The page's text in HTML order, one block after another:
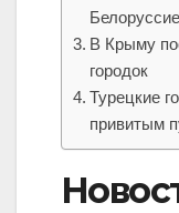
В Крыму
городок
Турецкие
привитым